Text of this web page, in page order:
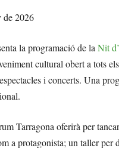
de 2026
la programació de laNit
cultural obert a tots
i concerts. Una
Tarragona oferirà per
a protagonista; un taller